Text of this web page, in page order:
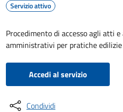
Servizio attivo
Procedimento di accesso agli atti
amministrativi per pratiche edilizie
Accedi al servizio
Condividi